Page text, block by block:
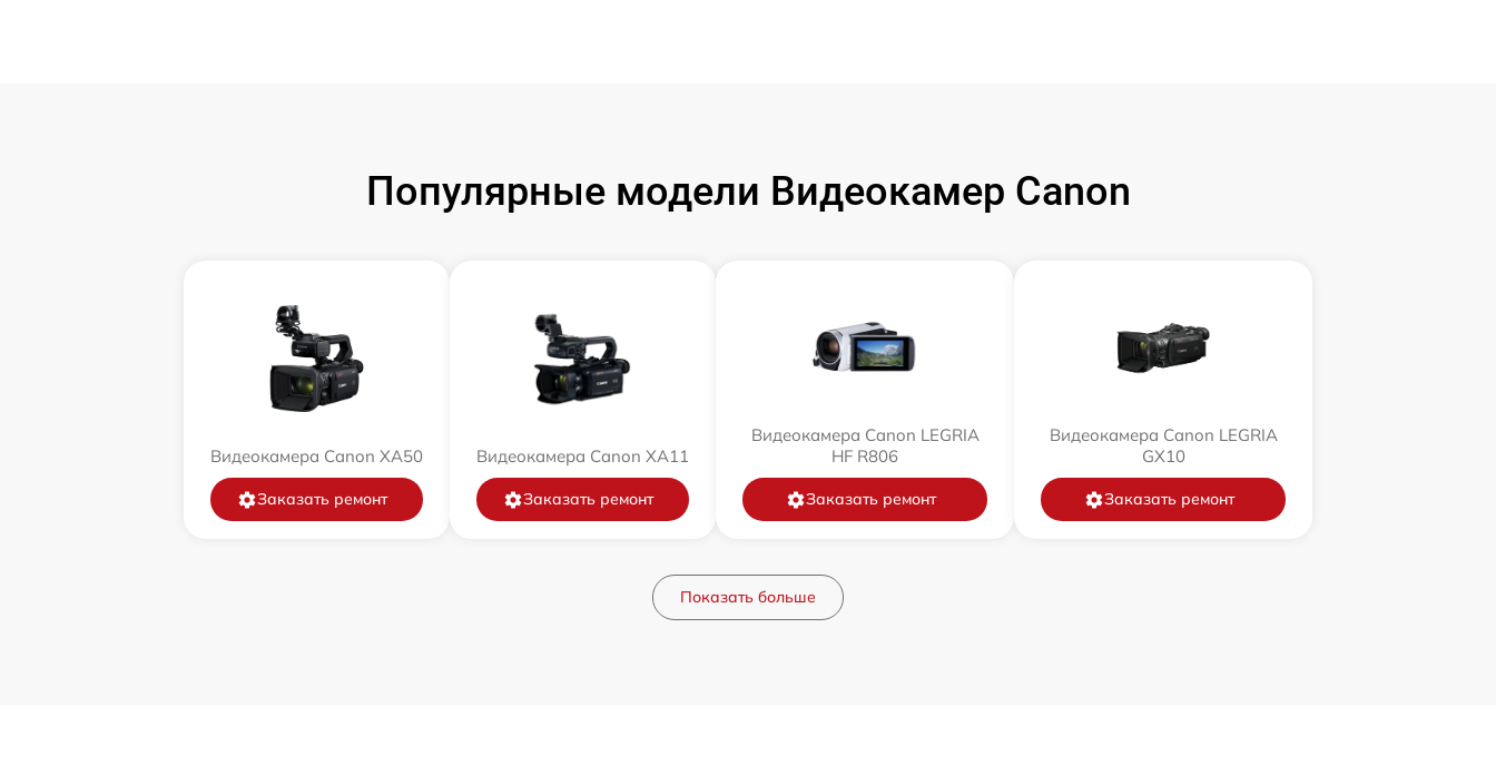
Популярные модели Видеокамер Canon
Видеокамера Canon XA50
Заказать ремонт
Видеокамера Canon XA11
Заказать ремонт
Видеокамера Canon LEGRIA
HF R806
Заказать ремонт
Видеокамера Canon LEGRIA
GX10
Заказать ремонт
Показать больше